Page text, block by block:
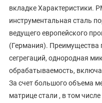
вкладке Характеристики.
инструментальная сталь
ведущего европейского
(Германия). Преимущества
сегрегаций, однородная
обрабатываемость,
За счет большого объема
матрице стали , в том